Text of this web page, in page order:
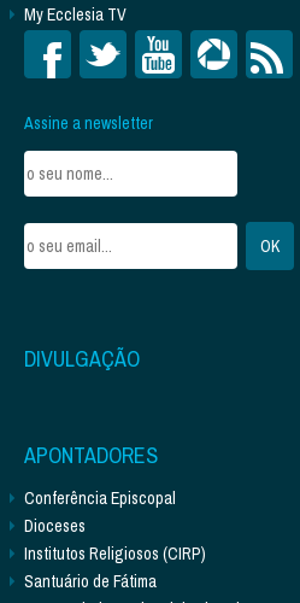
My Ecclesia TV
Assine a newsletter
DIVULGAÇÃO
APONTADORES
Conferência Episcopal
Dioceses
Institutos Religiosos (CIRP)
Santuário de Fátima